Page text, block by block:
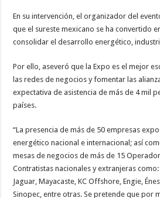
En su intervención, el organizador del
que el sureste mexicano se ha convertido
consolidar el desarrollo energético,
Por ello, aseveró que la Expo es el mejor
las redes de negocios y fomentar las
expectativa de asistencia de más de 4 mil
países.
“La presencia de más de 50 empresas
energético nacional e internacional; así
mesas de negocios de más de 15
Contratistas nacionales y extranjeras como:
Jaguar, Mayacaste, KC Offshore, Engie,
Sinopec, entre otras. Se pretende que por